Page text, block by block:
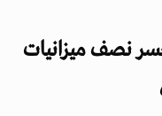
نصف ميزانيات